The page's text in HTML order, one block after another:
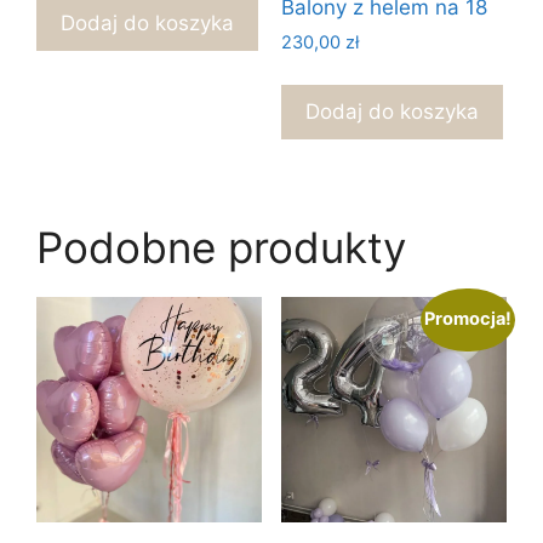
1200,00 zł.1050,00 zł.
Dodaj do koszyka
Balony z helem na 18
230,00 zł
Dodaj do koszyka
Podobne produkty
Promocja!